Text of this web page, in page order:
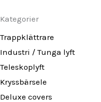
e
b
o
o
k
f
t
g
r
a
m
e
Kategorier
Trappklättrare
Industri / Tunga lyft
Teleskoplyft
Kryssbärsele
Deluxe covers